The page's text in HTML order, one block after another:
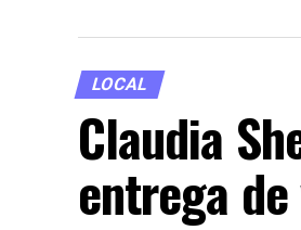
LOCAL
Claudia
entrega